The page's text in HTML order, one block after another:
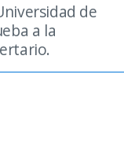
de
a la